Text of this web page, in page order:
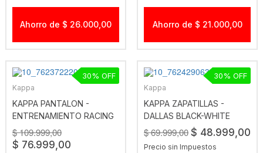
Ahorro de $ 26.000,00 Ahorro de $ 21.000,00
Kappa
KAPPA PANTALON -
ENTRENAMIENTO RACING
2025 BLACK-PURPLE
$ 109.999,00
$ 76.999,00
30
Kappa
KAPPA ZAPATILLAS -
DALLAS BLACK-WHITE
$ 69.999,00 $ 48.999,00
Precio sin Impuestos
30